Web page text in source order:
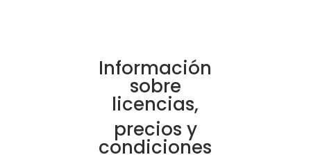
Información
sobre
licencias,
precios y
condiciones